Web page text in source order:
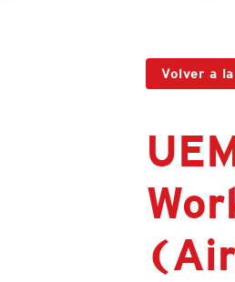
Volver a